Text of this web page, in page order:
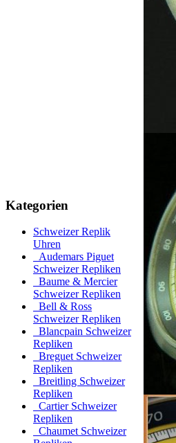
Kategorien
Schweizer Replik
Uhren
Audemars Piguet
Schweizer Repliken
Baume & Mercier
Schweizer Repliken
Bell & Ross
Schweizer Repliken
Blancpain Schweizer
Repliken
Breguet Schweizer
Repliken
Breitling Schweizer
Repliken
Cartier Schweizer
Repliken
Chaumet Schweizer